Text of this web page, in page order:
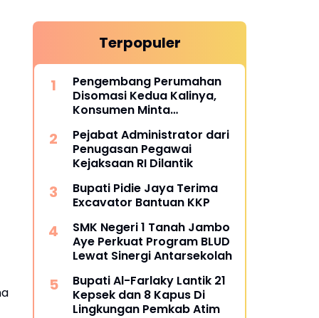
Terpopuler
Pengembang Perumahan
Disomasi Kedua Kalinya,
Konsumen Minta
Juta
Pejabat Administrator dari
Penugasan Pegawai
Kejaksaan RI Dilantik
Bupati Pidie Jaya Terima
Excavator Bantuan KKP
SMK Negeri 1 Tanah Jambo
Aye Perkuat Program BLUD
Lewat Sinergi Antarsekolah
Bupati Al-Farlaky Lantik 21
Kepsek dan 8 Kapus Di
Lingkungan Pemkab Atim